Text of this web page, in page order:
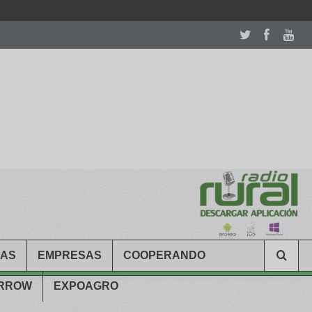
EMPRESAS COOPERANDO
EXPOAGRO